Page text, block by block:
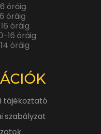
óráig
óráig
óráig
16 óráig
óráig
tájékoztató
szabályzat